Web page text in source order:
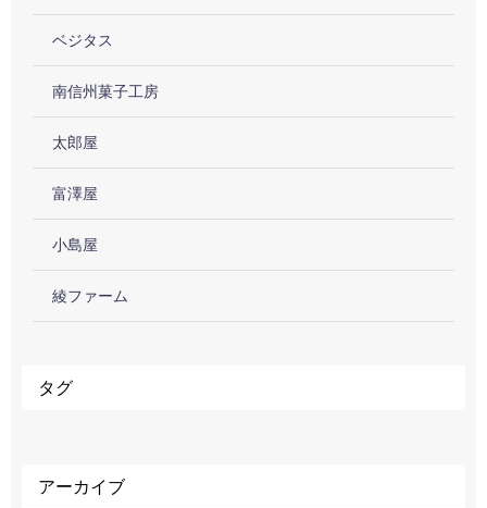
ベジタス
南信州菓子工房
太郎屋
富澤屋
小島屋
綾ファーム
タグ
アーカイブ